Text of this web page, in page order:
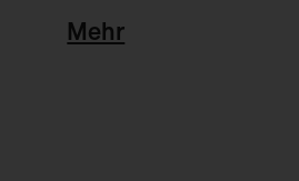
Mehr